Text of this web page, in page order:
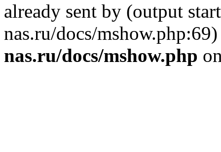
already sent by (output
nas.ru/docs/
nas.ru/docs/mshow.php